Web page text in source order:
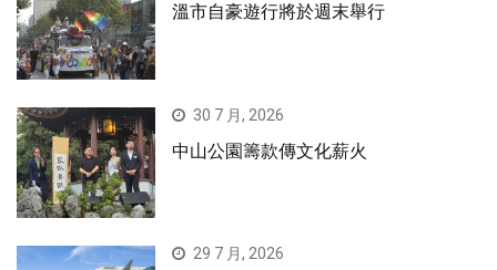
溫市自豪遊行將於週末舉行
30 7 月, 2026
中山公園籌款傳文化薪火
29 7 月, 2026